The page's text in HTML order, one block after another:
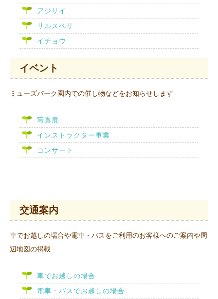
アジサイ
サルスベリ
イチョウ
イベント
ミューズパーク園内での催し物などをお知らせします
写真展
インストラクター事業
コンサート
交通案内
車でお越しの場合や電車・バスをご利用のお客様へのご案内や周
辺地図の掲載
車でお越しの場合
電車・バスでお越しの場合